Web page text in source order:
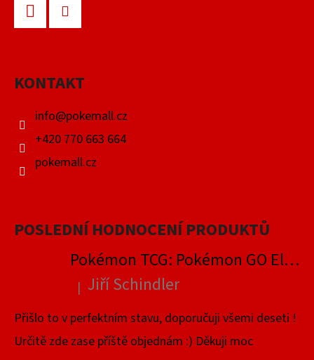
KONTAKT
info@pokemall.cz
+420 770 663 664
pokemall.cz
POSLEDNÍ HODNOCENÍ PRODUKTŮ
Pokémon TCG: Pokémon GO Elite Trainer Box
Hodnocení produktu je 5 z 5 hvězdiček.
| Jiří Schindler
Přišlo to v perfektním stavu, doporučuji všemi deseti !
Určitě zde zase příště objednám :) Děkuji moc